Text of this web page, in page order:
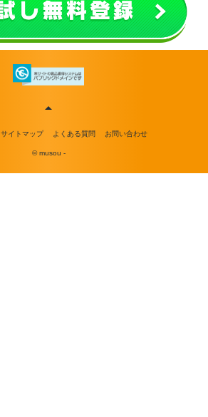
サイトマップ よくある質問 お問い合わせ
© musou -